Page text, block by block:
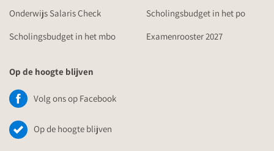
Onderwijs Salaris Check
Scholingsbudget in het po
Scholingsbudget in het mbo
Examenrooster 2027
Op de hoogte blijven
Volg ons op Facebook
Op de hoogte blijven